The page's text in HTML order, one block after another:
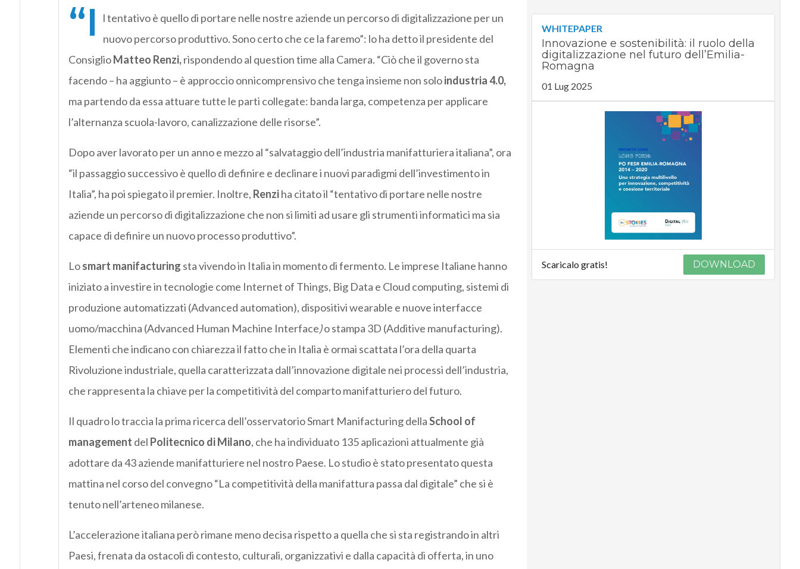
“I
l tentativo è quello di portare nelle nostre aziende un percorso di digitalizzazione per un
nuovo percorso produttivo. Sono certo che ce la faremo”: lo ha detto il presidente del
ConsiglioMatteo Renzi,rispondendo al question time alla Camera. “Ciò che il governo sta
facendo – ha aggiunto – è approccio onnicomprensivo che tenga insieme non soloindustria 4.0,
ma partendo da essa attuare tutte le parti collegate: banda larga, competenza per applicare
l’alternanza scuola-lavoro, canalizzazione delle risorse”.
Dopo aver lavorato per un anno e mezzo al “salvataggio dell’industria manifatturiera italiana”, ora
“il passaggio successivo è quello di definire e declinare i nuovi paradigmi dell’investimento in
Italia”, ha poi spiegato il premier. Inoltre, Renziha citato il “tentativo di portare nelle nostre
aziende un percorso di digitalizzazione che non si limiti ad usare gli strumenti informatici ma sia
capace di definire un nuovo processo produttivo”.
Losmart manifacturing sta vivendo in Italia in momento di fermento. Le imprese Italiane hanno
iniziato a investire in tecnologie come Internet of Things, Big Data e Cloud computing, sistemi di
produzione automatizzati (Advanced automation), dispositivi wearable e nuove interfacce
uomo/macchina (Advanced Human Machine Interface)o stampa 3D (Additive manufacturing).
Elementi che indicano con chiarezza il fatto che in Italia è ormai scattata l’ora della quarta
Rivoluzione industriale, quella caratterizzata dall’innovazione digitale nei processi dell’industria,
che rappresenta la chiave per la competitività del comparto manifatturiero del futuro.
Il quadro lo traccia la prima ricerca dell’osservatorio Smart Manifacturing dellaSchool of
management del Politecnico di Milano, che ha individuato 135 aplicazioni attualmente già
adottare da 43 aziende manifatturiere nel nostro Paese. Lo studio è stato presentato questa
mattina nel corso del convegno “La competitività della manifattura passa dal digitale” che si è
tenuto nell’arteneo milanese.
L’accelerazione italiana però rimane meno decisa rispetto a quella che si sta registrando in altri
Paesi, frenata da ostacoli di contesto, culturali, organizzativi e dalla capacità di offerta, in uno
WHITEPAPER
Innovazione e sostenibilità: il ruolo della
digitalizzazione nel futuro dell’Emilia-
Romagna
01 Lug 2025
Scaricalo gratis! DOWNLOAD